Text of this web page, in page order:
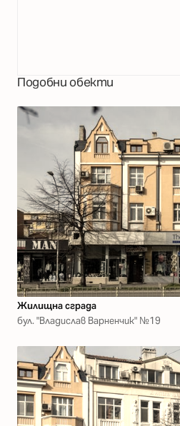
Подобни обекти
Жилищна сграда
бул. "Владислав Варненчик" №19